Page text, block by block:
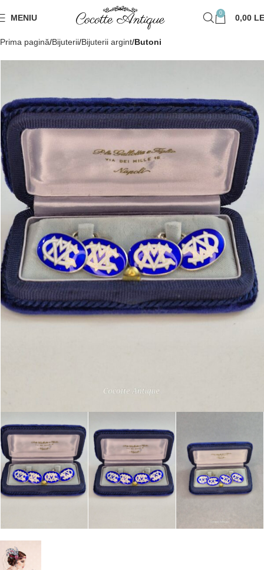
MENIU 0 0,00
Prima pagină Bijuterii Bijuterii argint Butoni